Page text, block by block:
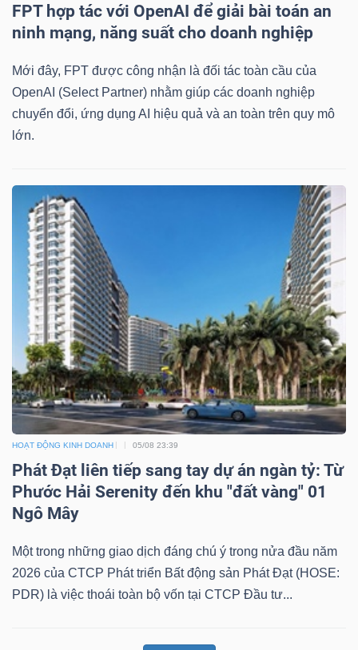
FPT hợp tác với OpenAI để giải bài toán an
ninh mạng, năng suất cho doanh nghiệp
Mới đây, FPT được công nhận là đối tác toàn cầu của
OpenAI (Select Partner) nhằm giúp các doanh nghiệp
chuyển đổi, ứng dụng AI hiệu quả và an toàn trên quy mô
lớn.
HOẠT ĐỘNG KINH DOANH 05/08 23:39
Phát Đạt liên tiếp sang tay dự án ngàn tỷ: Từ
Phước Hải Serenity đến khu "đất vàng" 01
Ngô Mây
Một trong những giao dịch đáng chú ý trong nửa đầu năm
2026 của CTCP Phát triển Bất động sản Phát Đạt (HOSE:
PDR) là việc thoái toàn bộ vốn tại CTCP Đầu tư...
Công
đầu
tư
Truyền
thông
tài
chính
Dữ
liệu
tài
chính